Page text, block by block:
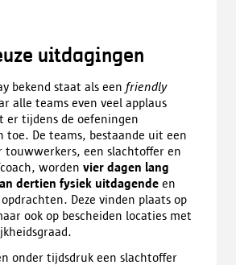
uitdagingen
bekend staat als een friendly
alle teams even veel applaus
er tijdens de oefeningen
toe. De teams, bestaande uit een
touwwerkers, een slachtoffer en
worden vier dagen lang
dertien fysiek uitdagende en
Deze vinden plaats op
ook op bescheiden locaties met
onder tijdsdruk een slachtoffer